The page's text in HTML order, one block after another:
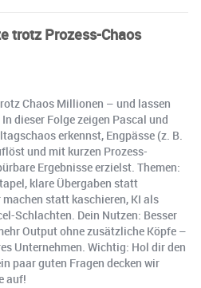
trotz Prozess-Chaos
Chaos Millionen – und lassen
dieser Folge zeigen Pascal und
erkennst, Engpässe (z. B.
und mit kurzen Prozess-
Ergebnisse erzielst. Themen:
klare Übergaben statt
statt kaschieren, KI als
Schlachten. Dein Nutzen: Besser
Output ohne zusätzliche Köpfe –
Unternehmen. Wichtig: Hol dir den
paar guten Fragen decken wir
auf!